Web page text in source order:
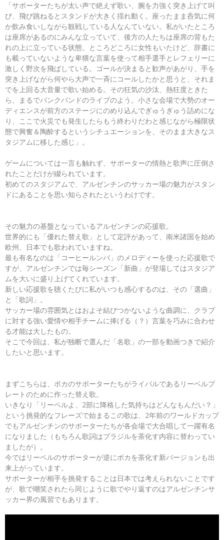
「サポーターたちが太い声で絶えず歌い、腕を力強く突き上げて叫
び、飛び跳ねるとスタンドが大きく揺れ動く。座ったまま呑気に何
か飲み食いしながら観戦している人なんていない。私がいたところ
は座席があるのにみんな立っていて、後方の人たちは座席の背もた
れの上に立っている状態。ところどころに女性もいたけど、辞書に
も載っていないような卑猥な言葉を使って相手選手とレフェリーに
激しく野次を飛ばしている。ゴールが決まると歓声があがり、手を
突き上げながら何やら大声で一斉にコールしたかと思うと、それま
でを上回る大音量で歌い始める。その狂気の沙汰、熱狂度ときた
ら、まるでパンクバンドのライブのよう。小さな会場で大勢のオー
ディエンスが前方のステージにのめり込んでぎゅうぎゅう詰めにな
り、ここで火災でも発生したらもう終わりだわと感じながら極限状
態で興奮＆陶酔するというシチュエーションを、そのまま大きなス
タジアムに移した感じ」。
ゲームについては一言も触れず、サポーターの情熱と歌声に圧倒さ
れたことだけが綴られています。
初めてのスタジアムで、アルゼンチンのサッカー場の魅力がスタン
ドにあることを思い知らされたというわけです。
その魅力の基盤となっているアルゼンチンの応援歌。
世界的にも「優れた替え歌」として定評があって、南米諸国を始め
欧州、日本でも歌われていますね。
最も有名なのは「コーヒールンバ」のメロディーを使った応援歌で
すが、アルゼンチンでは毎シーズン「新曲」が登場してはスタジア
ムを大いに盛り上げてくれています。
新しい応援歌を聴くたびに私がいつも感心するのは、その「選曲」
と「歌詞」。
サッカー場の雰囲気とはおよそ結びつかないような曲調に、クラブ
に対する強い愛情や相手チームに捧げる（？）言葉を巧みに合わせ
る才能は大したもの。
そこで今回は、私が独断で選んだ「名歌」の一部を動画つきで紹介
したいと思います。
まずこちらは、ボカのサポーターたちがライバルであるリーベルプ
レートのために作った替え歌。
いきなり「リーベルよ、2部に降格した気持ちはどんなもんだい？」
という挑発的なフレーズで始まるこの歌は、2年前のワールドカップ
でもアルゼンチンのサポーターたちが各会場で大合唱して一躍有名
になりました（もちろん歌詞はブラジルを茶化す内容に替わってい
ましたが）。
今ではリーベルのサポーターが逆にボカを茶化す新バージョンも出
来上がっています。
サポーターが相手を挑発することは日本では考えられないことです
が、歌で嘲笑されたら同じように歌でやり返すのはアルゼンチンサ
ッカー界の風習でもあります。